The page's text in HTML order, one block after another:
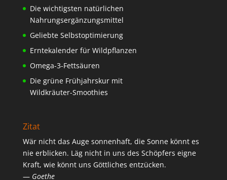
Die wichtigsten natürlichen
Nahrungsergänzungsmittel
Geliebte Selbstoptimierung
Erntekalender für Wildpflanzen
Omega-3-Fettsäuren
Die grüne Frühjahrskur mit
Wildkräuter-Smoothies
Zitat
Wär nicht das Auge sonnenhaft, die Sonne könnt es
nie erblicken. Läg nicht in uns des Schöpfers eigne
Kraft, wie könnt uns Göttliches entzücken.
— Goethe